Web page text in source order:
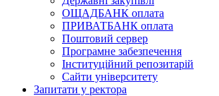
ОЩАДБАНК оплата
ПРИВАТБАНК оплата
Поштовий сервер
Програмне забезпечення
Інституційний репозитарій
Сайти університету
Запитати у ректора